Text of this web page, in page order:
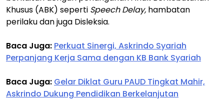
Khusus (ABK) seperti Speech Delay, hambatan
perilaku dan juga Disleksia.
Baca Juga: Perkuat Sinergi, Askrindo Syariah
Perpanjang Kerja Sama dengan KB Bank Syariah
Baca Juga: Gelar Diklat Guru PAUD Tingkat Mahir,
Askrindo Dukung Pendidikan Berkelanjutan